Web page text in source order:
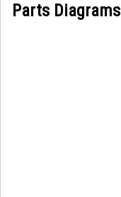
Parts Diagrams